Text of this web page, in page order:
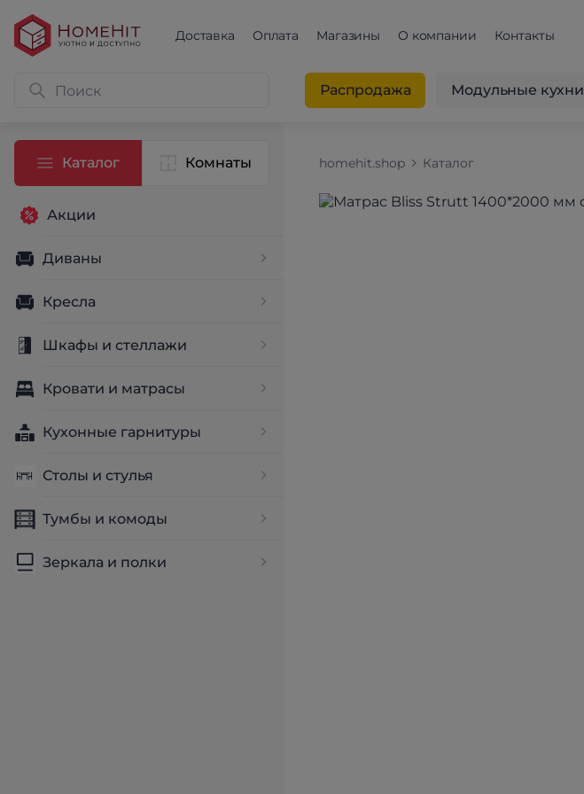
Доставка Оплата Магазины О компании Контакты
Распродажа Модульные кухни
Каталог Комнаты
Акции
Диваны
Кресла
Шкафы и стеллажи
Кровати и матрасы
Кухонные гарнитуры
Столы и стулья
Тумбы и комоды
Зеркала и полки
homehit.shop Каталог